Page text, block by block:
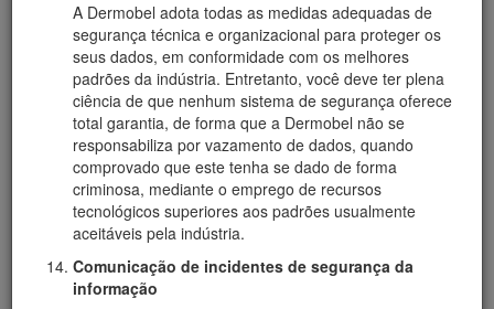
A Dermobel adota todas as medidas adequadas de
segurança técnica e organizacional para proteger os
seus dados, em conformidade com os melhores
padrões da indústria. Entretanto, você deve ter plena
ciência de que nenhum sistema de segurança oferece
total garantia, de forma que a Dermobel não se
responsabiliza por vazamento de dados, quando
comprovado que este tenha se dado de forma
criminosa, mediante o emprego de recursos
tecnológicos superiores aos padrões usualmente
aceitáveis pela indústria.
Comunicação de incidentes de segurança da
informação